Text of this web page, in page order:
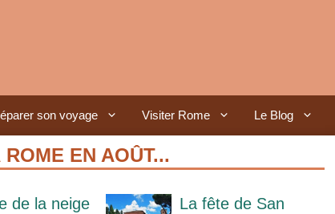
son voyage Visiter Rome Le Blog
EN AOÛT...
de la neige
La fête de San